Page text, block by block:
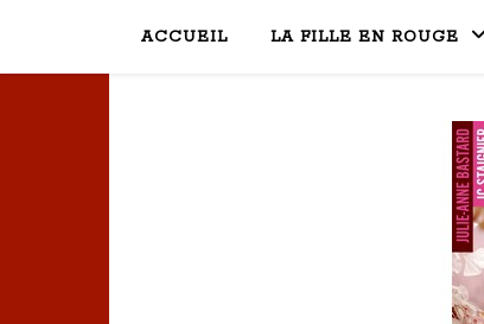
ACCUEIL LA FILLE EN ROUGE